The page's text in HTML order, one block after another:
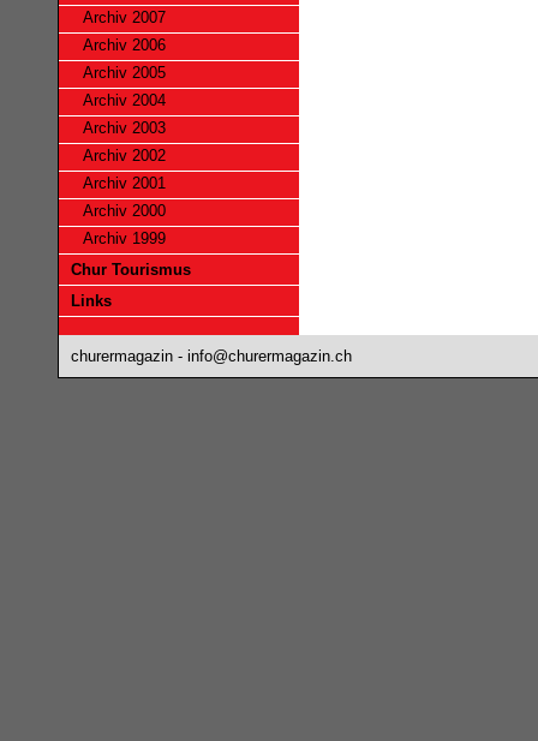
Archiv 2007
Archiv 2006
Archiv 2005
Archiv 2004
Archiv 2003
Archiv 2002
Archiv 2001
Archiv 2000
Archiv 1999
Chur Tourismus
Links
churermagazin - info@churermagazin.ch